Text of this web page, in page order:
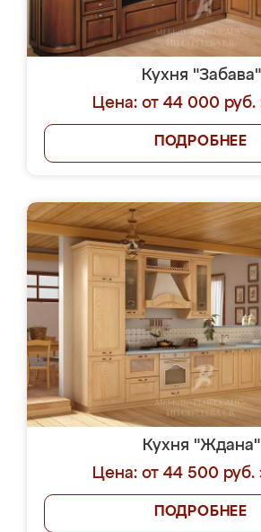
Кухня "Забава"
Цена: от 44 000 руб.
ПОДРОБНЕЕ
Кухня "Ждана"
Цена: от 44 500 руб.
ПОДРОБНЕЕ